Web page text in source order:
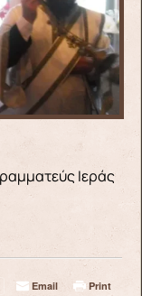
Ιεράς
Email Print